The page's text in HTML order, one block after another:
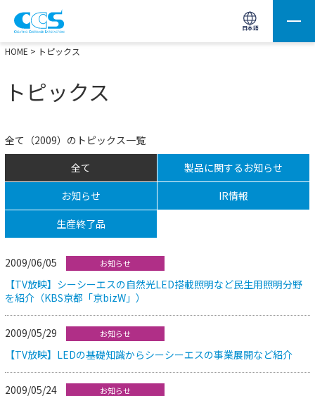
日本語
画像処理用の製品検索 サイト内検索(Enterで実行)
HOME > トピックス
トピックス
全て（2009）のトピックス一覧
全て
製品に関するお知らせ
お知らせ
IR情報
生産終了品
2009/06/05 お知らせ
【TV放映】シーシーエスの自然光LED搭載照明など民生用照明分野
を紹介（KBS京都「京bizW」）
2009/05/29 お知らせ
【TV放映】LEDの基礎知識からシーシーエスの事業展開など紹介
2009/05/24 お知らせ